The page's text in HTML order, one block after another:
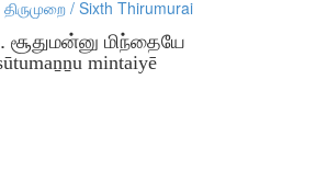
/ Sixth Thirumurai
சூதுமன்னு மிந்தையே
mintaiyē